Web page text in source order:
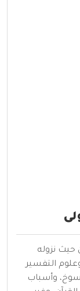
حيث نزوله
التفسير
وأسباب